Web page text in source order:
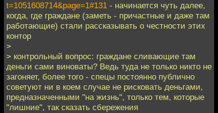
t=1051608714&page=1#131 - начинается чуть далее,
когда, где граждане (заметь - причастные и даже там
работающие) стали рассказывать о честности этих
контор
>
> контрольный вопрос: граждане сливающие там
деньги сами виноваты? Ведь туда не только никто не
загоняет, более того - спецы постоянно публично
советуют ни в коем случае не рисковать деньгами,
предназначенными "на жизнь", только тем, которые
"лишние", так сказать сбережения